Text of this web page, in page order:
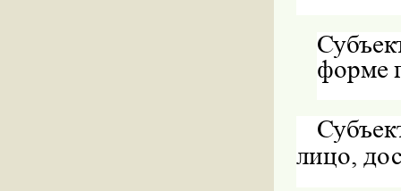
форме
лицо,